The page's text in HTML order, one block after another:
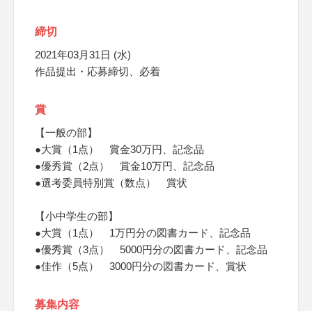
締切
2021年03月31日 (水)
作品提出・応募締切、必着
賞
【一般の部】
●大賞（1点） 賞金30万円、記念品
●優秀賞（2点） 賞金10万円、記念品
●選考委員特別賞（数点） 賞状
【小中学生の部】
●大賞（1点） 1万円分の図書カード、記念品
●優秀賞（3点） 5000円分の図書カード、記念品
●佳作（5点） 3000円分の図書カード、賞状
募集内容